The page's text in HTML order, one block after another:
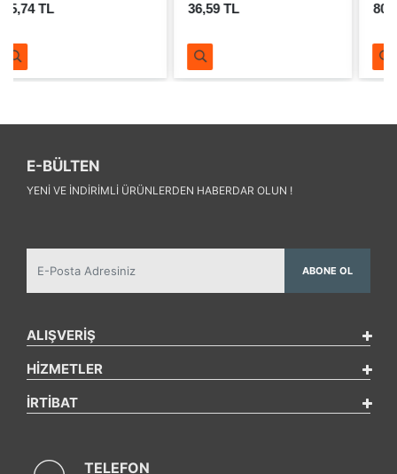
36,59 TL 80,33 TL
E-BÜLTEN
YENI VE INDIRIMLI ÜRÜNLERDEN HABERDAR OLUN !
ABONE OL
ALIŞVERİŞ
HİZMETLER
İRTİBAT
TELEFON